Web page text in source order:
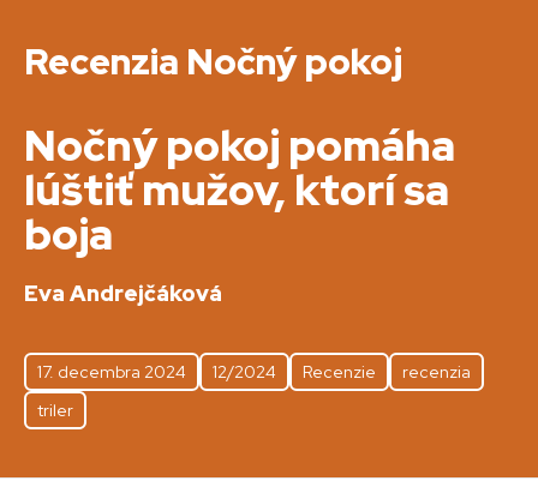
Recenzia Nočný pokoj
Nočný pokoj pomáha
lúštiť mužov, ktorí sa
boja
Eva Andrejčáková
17. decembra 2024 12/2024 Recenzie
recenzia
triler